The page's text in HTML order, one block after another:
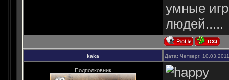
умные
людей.....
kaka Дата: Четверг,
Подполковник